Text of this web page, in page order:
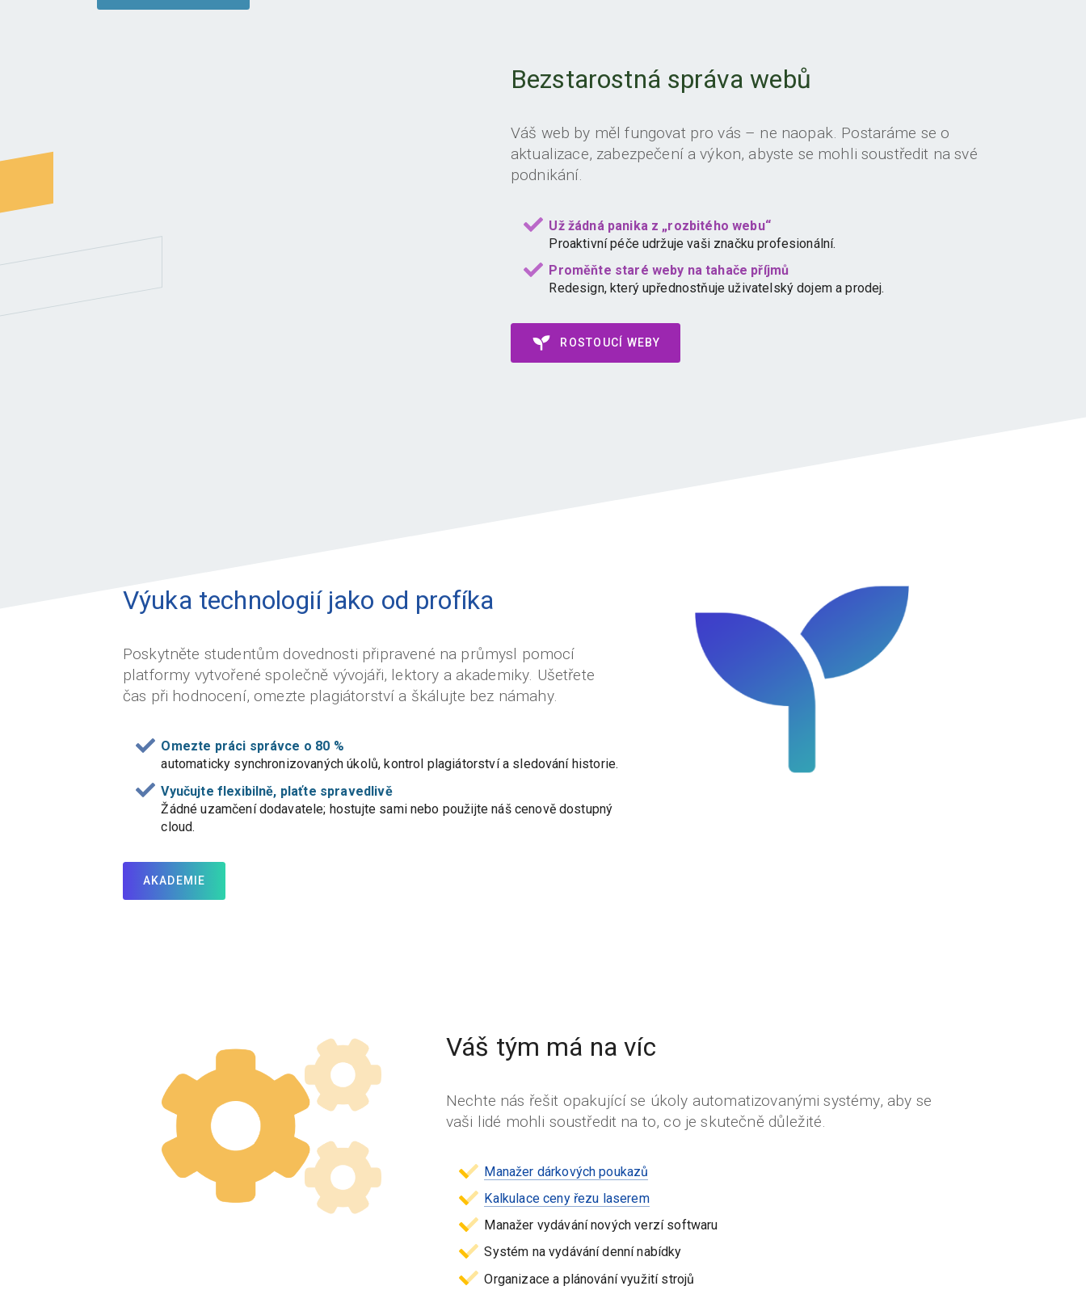
Bezstarostná správa webů
Váš web by měl fungovat pro vás – ne naopak. Postaráme se o
aktualizace, zabezpečení a výkon, abyste se mohli soustředit na své
podnikání.
Už žádná panika z „rozbitého webu“
Proaktivní péče udržuje vaši značku profesionální.
Proměňte staré weby na tahače příjmů
Redesign, který upřednostňuje uživatelský dojem a prodej.
ROSTOUCÍ WEBY
Výuka technologií jako od profíka
Poskytněte studentům dovednosti připravené na průmysl pomocí
platformy vytvořené společně vývojáři, lektory a akademiky. Ušetřete
čas při hodnocení, omezte plagiátorství a škálujte bez námahy.
Omezte práci správce o 80 %
automaticky synchronizovaných úkolů, kontrol plagiátorství a sledování historie.
Vyučujte flexibilně, plaťte spravedlivě
Žádné uzamčení dodavatele; hostujte sami nebo použijte náš cenově dostupný
cloud.
AKADEMIE
Váš tým má na víc
Nechte nás řešit opakující se úkoly automatizovanými systémy, aby se
vaši lidé mohli soustředit na to, co je skutečně důležité.
Manažer dárkových poukazů
Kalkulace ceny řezu laserem
Manažer vydávání nových verzí softwaru
Systém na vydávání denní nabídky
Organizace a plánování využití strojů